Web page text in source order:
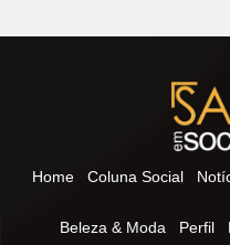
Home Coluna Social
Beleza & Moda Perfil